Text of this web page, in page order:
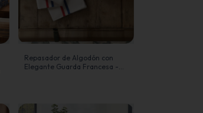
Repasador de Algodón con
Elegante Guarda Francesa -